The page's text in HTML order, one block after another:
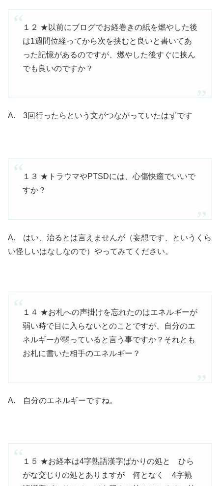
１２ ★以前にブログでお経巻きの紙を燃やした後
は1週間位経ってから次を挟むと良いと書いてあ
った記憶があるのですが、燃やした後すぐに挟ん
でも良いのですか？
A. 3回行ったらという文がつながっていたはずです
１３ ★トラウマやPTSDには、心傷快癒でいいで
すか？
A. はい、治るとは言えませんが（妄想です、というくら
い怪しいはなしなので）やってみてください。
１４ ★お札への声掛けを忘れたのはエネルギーが
弱い時で目に入らないとのことですが、自分のエ
ネルギーが弱っていると言う事ですか？それとも
お札に書いた相手のエネルギー？
A. 自分のエネルギーですね。
１５ ★お経本は4字熟語漢字ばかりの処と ひら
がな交じりの処とありますが 何となく 4字熟